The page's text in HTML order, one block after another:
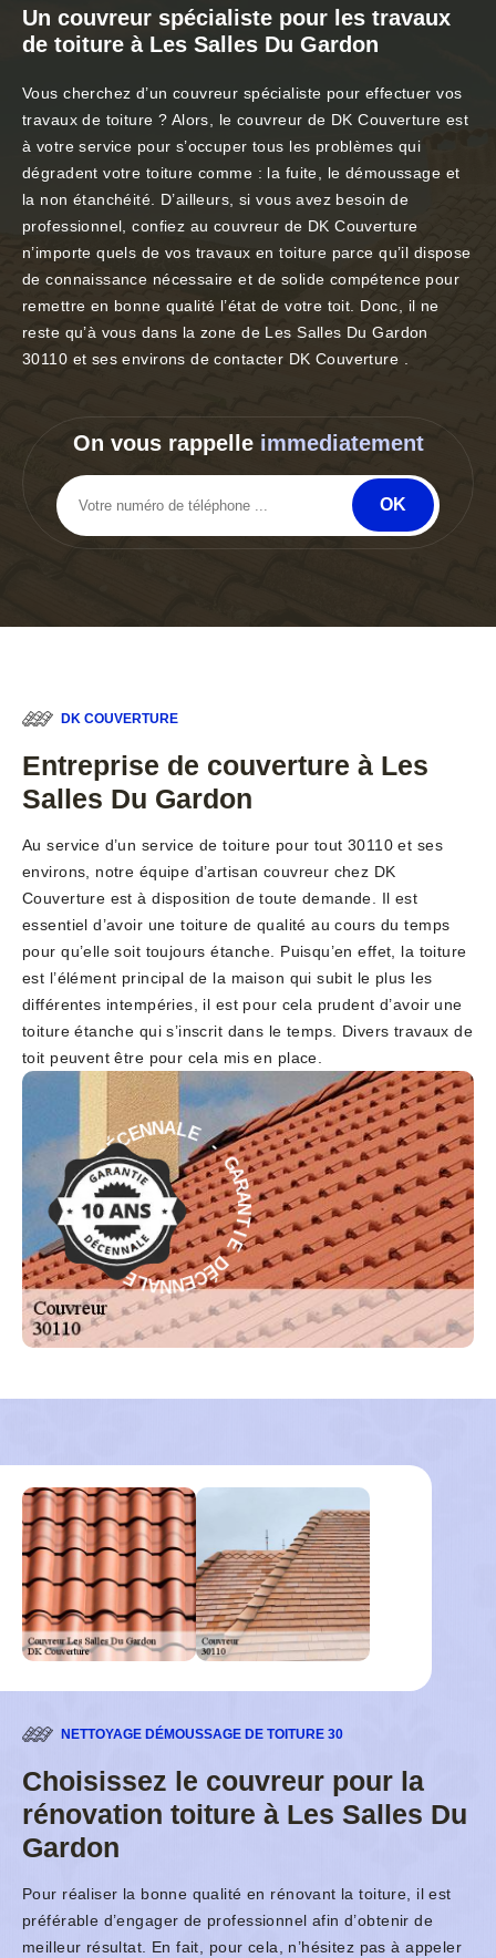
Un couvreur spécialiste pour les travaux
de toiture à Les Salles Du Gardon
Vous cherchez d’un couvreur spécialiste pour effectuer vos
travaux de toiture ? Alors, le couvreur de DK Couverture est
à votre service pour s’occuper tous les problèmes qui
dégradent votre toiture comme : la fuite, le démoussage et
la non étanchéité. D’ailleurs, si vous avez besoin de
professionnel, confiez au couvreur de DK Couverture
n’importe quels de vos travaux en toiture parce qu’il dispose
de connaissance nécessaire et de solide compétence pour
remettre en bonne qualité l’état de votre toit. Donc, il ne
reste qu’à vous dans la zone de Les Salles Du Gardon
30110 et ses environs de contacter DK Couverture .
On vous rappelle immediatement
DK COUVERTURE
Entreprise de couverture à Les
Salles Du Gardon
Au service d’un service de toiture pour tout 30110 et ses
environs, notre équipe d’artisan couvreur chez DK
Couverture est à disposition de toute demande. Il est
essentiel d’avoir une toiture de qualité au cours du temps
pour qu’elle soit toujours étanche. Puisqu’en effet, la toiture
est l’élément principal de la maison qui subit le plus les
différentes intempéries, il est pour cela prudent d’avoir une
toiture étanche qui s’inscrit dans le temps. Divers travaux de
toit peuvent être pour cela mis en place.
G
A
R
A
N
T
I
E
D
É
C
E
N
NALE - GAR
A
N
T
I
E
D
É
C
E
N
N
A
L
E
-
NETTOYAGE DÉMOUSSAGE DE TOITURE 30
Choisissez le couvreur pour la
rénovation toiture à Les Salles Du
Gardon
Pour réaliser la bonne qualité en rénovant la toiture, il est
préférable d’engager de professionnel afin d’obtenir de
meilleur résultat. En fait, pour cela, n’hésitez pas à appeler